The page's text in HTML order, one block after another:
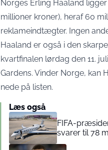
Norges Erling Haaland
millioner kroner), heraf 60
reklameindtægter. Ingen
Haaland er også i den
kvartfinalen lørdag den 11.
Gardens. Vinder Norge, kan
nede på listen.
Læs også
FIFA-
svarer til 78